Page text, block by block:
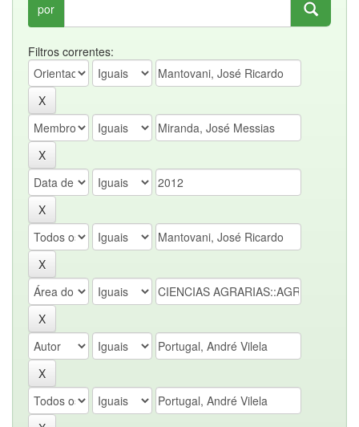
por
Filtros correntes: